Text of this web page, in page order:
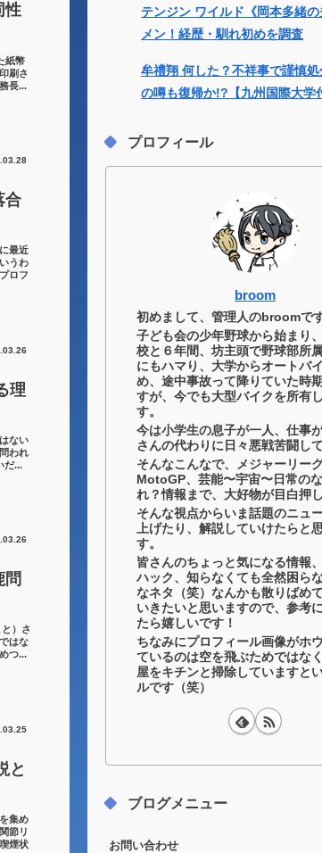
性
紙幣
刷さ
長...
合
最近
うわ
ロフ
理
ない
われ
だ...
問
）さ
はな
つ...
と
集め
節リ
煙状
テンジン ワイルド《岡本多緒
メン！経歴・馴れ初めを調査
牟禮翔 何した？不祥事で謹慎
の噂も復帰か!?【九州国際大学
プロフィール
broom
初めまして、管理人のbroomです
子ども会の少年野球から始まり
校と６年間、坊主頭で野球部所
にもハマり、大学からオートバ
め、途中事故って降りていた時
すが、今でも大型バイクを所有
す。
今は小学生の息子が一人、仕事
さんの代わりに日々悪戦苦闘し
そんなこんなで、メジャーリー
MotoGP、芸能〜宇宙〜日常の
れ？情報まで、大好物が目白押し
そんな視点からいま話題のニュ
上げたり、解説していけたらと
す。
皆さんのちょっと気になる情報
ハック、知らなくても全然困ら
なネタ（笑）なんかも散りばめ
いきたいと思いますので、参考
たら嬉しいです！
ちなみにプロフィール画像がホ
ているのは空を飛ぶためではな
屋をキチンと掃除していますと
ルです（笑）
ブログメニュー
お問い合わせ